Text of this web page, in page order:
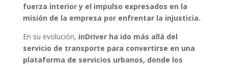
fuerza interior y el impulso expresados en la
misión de la empresa por enfrentar la injusticia.
En su evolución, inDriver ha ido más allá del
servicio de transporte para convertirse en una
plataforma de servicios urbanos, donde los